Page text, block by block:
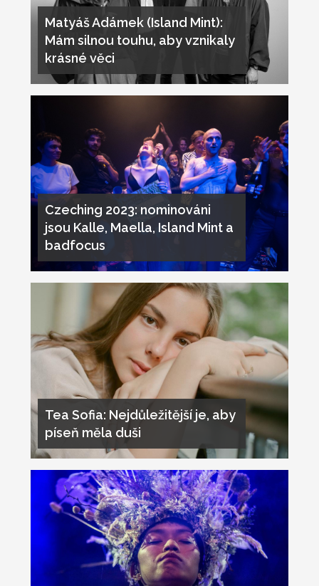
Matyáš Adámek (Island Mint):
Mám silnou touhu, aby vznikaly
krásné věci
Czeching 2023: nominováni
jsou Kalle, Maella, Island Mint a
badfocus
Tea Sofia: Nejdůležitější je, aby
píseň měla duši